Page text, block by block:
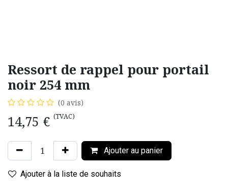
Ressort de rappel pour portail
noir 254 mm
(0 avis)
14,75 € (TVAC)
Ajouter au panier
Ajouter à la liste de souhaits